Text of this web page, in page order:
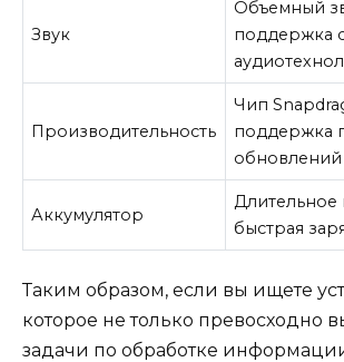
Звук
Объемный
поддержка
Производительность
Чип
поддержка
обновлений
Аккумулятор
Длительное
быстрая
Таким образом, если вы ищете
которое не только превосходно
задачи по обработке